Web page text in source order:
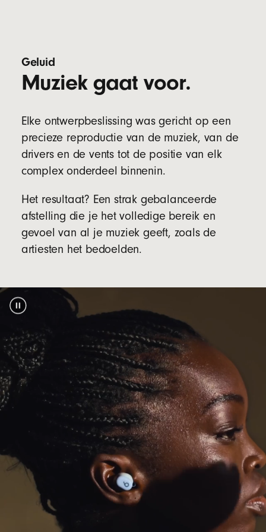
voor verschillende oorafmetingen
Specificaties oortje:
Breedte: 1,85 cm
Hoogte: 1,9 cm
Gewicht: 5,7 g
Specificaties case:
Breedte: 3,5 cm
Hoogte: 2,4 cm
Gewicht: 22 g
Tweevoudige compatibiliteit voor iOS en
Android voor naadloos koppelen met één tik,
automatisch koppelen op al je apparaten en
Zoek mijn of Vind mijn apparaat voetnoot
2
Toonaangevende Class 1 Bluetooth
groter bereik en minder uitval
Bluetooth-compatibiliteit:
Bluetooth 5.3
Moeiteloos bellen met toonaangevende
microfoons voorzien van een geavanceerd
ruislerend algoritme
Batterij
Langere batterijduur van de oortjes met tot 18
uur afspelen
Geluid
Muziek gaat voor.
Elke ontwerpbeslissing was gericht op een
precieze reproductie van de muziek, van de
drivers en de vents tot de positie van elk
complex onderdeel binnenin.
Het resultaat? Een strak gebalanceerde
afstelling die je het volledige bereik en
gevoel van al je muziek geeft, zoals de
artiesten het bedoelden.